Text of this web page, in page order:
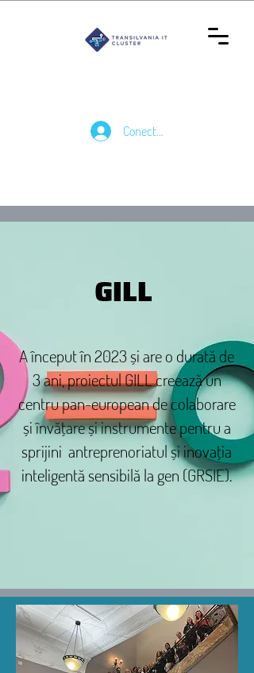
Conectează-te
GILL
A început în 2023 și are o durată de
3 ani, proiectul GILL creează un
centru pan-european de colaborare
și învățare și instrumente pentru a
sprijini antreprenoriatul și inovația
inteligentă sensibilă la gen (GRSIE).